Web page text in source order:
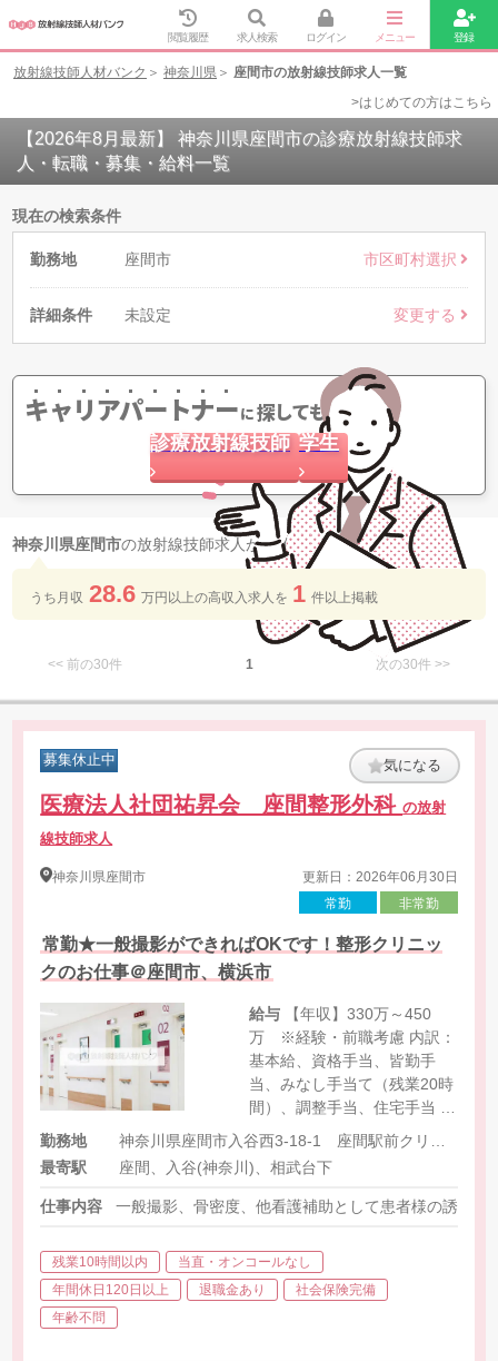
閲覧履歴 求人検索 ログイン メニュー 登録
放射線技師人材バンク 神奈川県
座間市の放射線技師求人一覧
>はじめての方はこちら
【2026年8月最新】 神奈川県座間市の診療放射線技師求
人・転職・募集・給料一覧
現在の検索条件
勤務地 座間市 市区町村選択
詳細条件 未設定 変更する
キャリアパートナーに探してもらう
診療放射線技師 学生
神奈川県座間市の放射線技師求人が 5 件 見つかりました
うち月収 28.6 万円以上の​高収入求人を​ 1 件以上​掲載
<< 前の30件 1 次の30件 >>
募集休止中 気になる
医療法人社団祐昇会 座間整形外科の放射
線技師求人
神奈川県座間市
更新日：2026年06月30日
常勤
非常勤
常勤★一般撮影ができればOKです！整形クリニッ
クのお仕事＠座間市、横浜市
給与
万 ※経験・前職考慮 内訳：
基本給、資格手当、皆勤手
当、みなし手当て（残業20時
間）、調整手当、住宅手当 ※
法人内他施設にて勤務の可能
性アリ 【時給】2,000円～
2,200円
勤務地
最寄駅
座間、入谷(神奈川)、相武台下
仕事内容 一般撮影、骨密度、他看護補助として患者様の誘導な
残業10時間以内
当直・オンコールなし
年間休日120日以上
退職金あり
社会保険完備
年齢不問